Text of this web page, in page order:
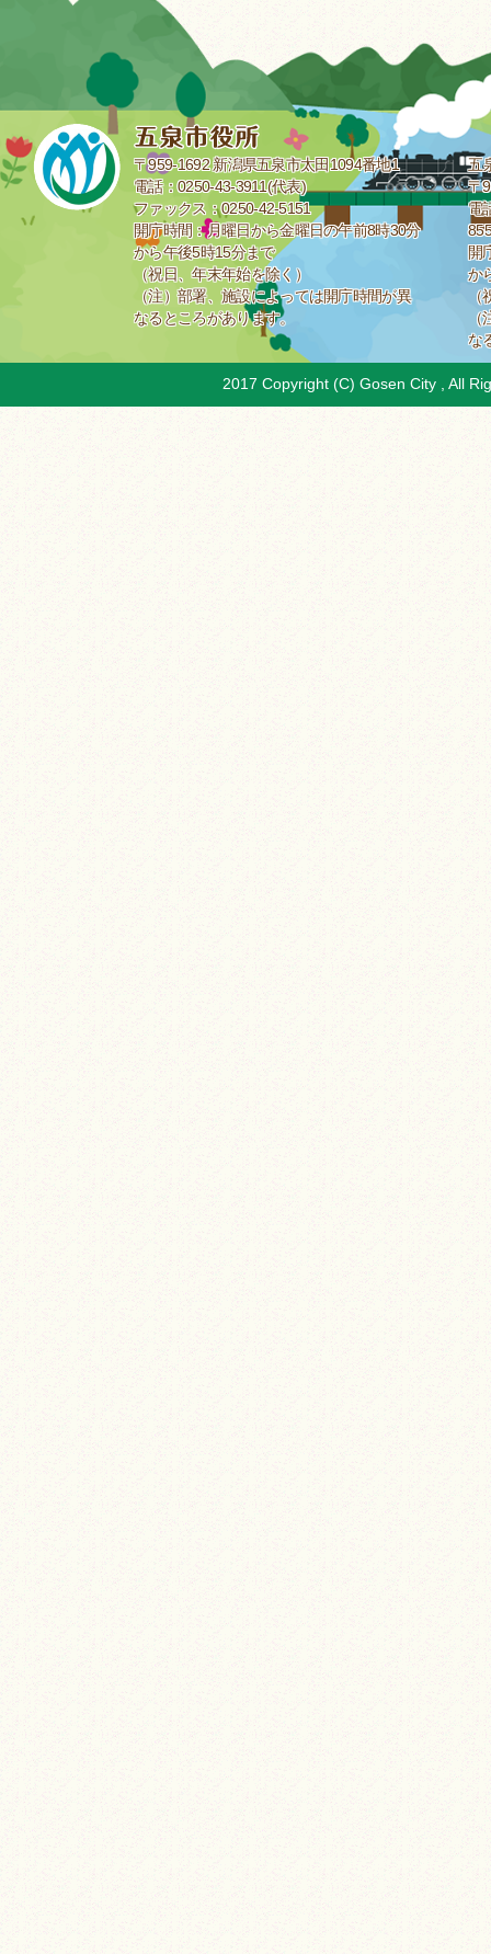
〒959-1692 新潟県五泉市太田1094番地1
電話：0250-43-3911(代表)
ファックス：0250-42-5151
開庁時間：月曜日から金曜日の午前8時30分
から午後5時15分まで
（祝日、年末年始を除く）
（注）部署、施設によっては開庁時間が異
なるところがあります。
五
〒
電
開
か
な
2017 Copyright (C) Gosen City , All